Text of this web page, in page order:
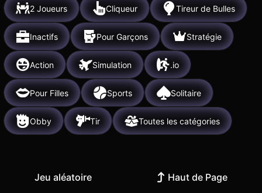
2 Joueurs Cliqueur Tireur de Bulles
Inactifs Pour Garçons Stratégie
Action Simulation .io
Pour Filles Sports Solitaire
Obby Tir Toutes les catégories
Jeu aléatoire Haut de Page